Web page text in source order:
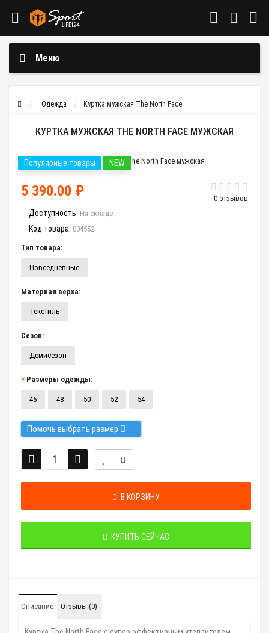
Меню
Одежда Куртка мужская The North Face
КУРТКА МУЖСКАЯ THE NORTH FACE МУЖСКАЯ
Популярные товары NEW
0 отзывов
5 390.00 ₽
Доступность: На складе
Код товара: 004552
Тип товара:
Повседневные
Материал верха:
Текстиль
Сезон:
Демисезон
Размеры одежды:
46 48 50 52 54
Помочь выбрать размер
В КОРЗИНУ
КУПИТЬ СЕЙЧАС
Описание Отзывы (0)